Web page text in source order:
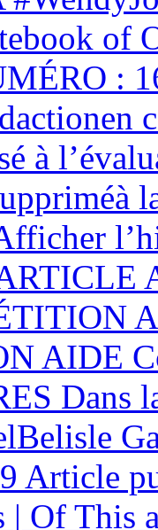
of
:
à
AIDE
Dans
Article
| Of This